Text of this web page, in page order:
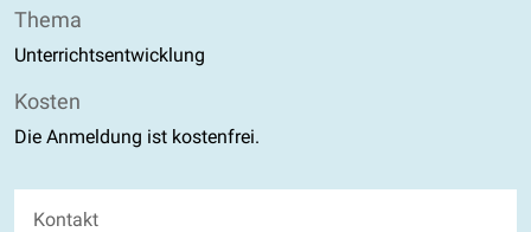
Thema
Unterrichtsentwicklung
Kosten
Die Anmeldung ist kostenfrei.
Kontakt